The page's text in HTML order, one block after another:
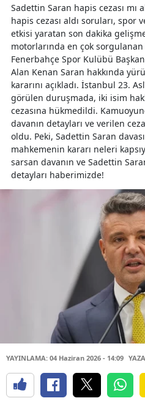
Sadettin Saran hapis cezası mı
hapis cezası aldı soruları, spor
etkisi yaratan son dakika
motorlarında en çok
Fenerbahçe Spor Kulübü
Alan Kenan Saran hakkında
kararını açıkladı. İstanbul 23.
görülen duruşmada, iki isim
cezasına hükmedildi.
davanın detayları ve verilen
oldu. Peki, Sadettin Saran
mahkemenin kararı neleri
sarsan davanın ve Sadettin
detayları haberimizde!
YAYINLAMA: 04 Haziran 2026 - 14:09